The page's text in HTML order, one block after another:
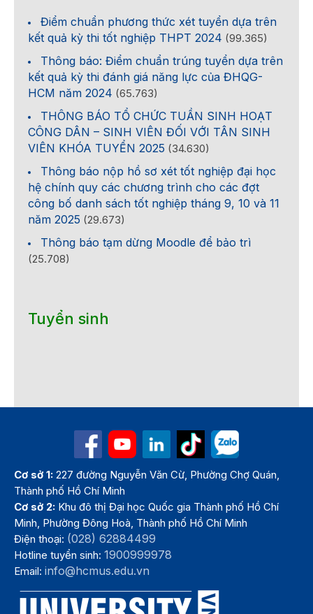
Điểm chuẩn phương thức xét tuyển dựa trên
kết quả kỳ thi tốt nghiệp THPT 2024 (99.365)
Thông báo: Điểm chuẩn trúng tuyển dựa trên
kết quả kỳ thi đánh giá năng lực của ĐHQG-
HCM năm 2024 (65.763)
THÔNG BÁO TỔ CHỨC TUẦN SINH HOẠT
CÔNG DÂN – SINH VIÊN ĐỐI VỚI TÂN SINH
VIÊN KHÓA TUYỂN 2025 (34.630)
Thông báo nộp hồ sơ xét tốt nghiệp đại học
hệ chính quy các chương trình cho các đợt
công bố danh sách tốt nghiệp tháng 9, 10 và 11
năm 2025 (29.673)
Thông báo tạm dừng Moodle để bảo trì
(25.708)
Tuyển sinh
Cơ sở 1: 227 đường Nguyễn Văn Cừ, Phường Chợ Quán,
Thành phố Hồ Chí Minh
Cơ sở 2: Khu đô thị Đại học Quốc gia Thành phố Hồ Chí
Minh, Phường Đông Hoà, Thành phố Hồ Chí Minh
Điện thoại: (028) 62884499
Hotline tuyển sinh:1900999978
Email:info@hcmus.edu.vn